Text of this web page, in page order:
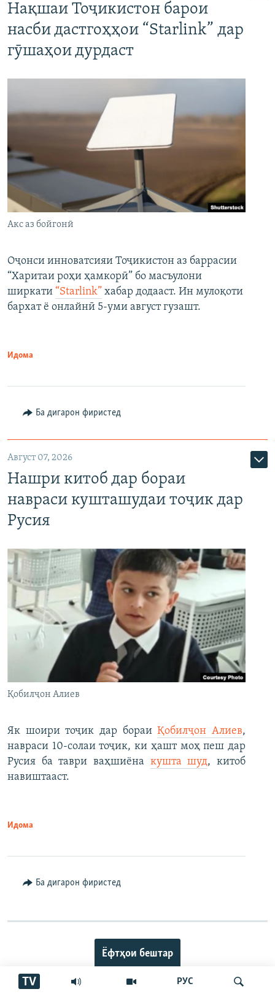
РУС
TV
Нақшаи Тоҷикистон барои
насби дастгоҳҳои “Starlink” дар
гӯшаҳои дурдаст
Акс аз бойгонӣ
Оҷонси инноватсияи Тоҷикистон аз баррасии
“Харитаи роҳи ҳамкорӣ” бо масъулони
ширкати “Starlink” хабар додааст. Ин мулоқоти
бархат ё онлайнӣ 5-уми август гузашт.
Идома
Ба дигарон фиристед
Август 07, 2026
Нашри китоб дар бораи
навраси кушташудаи тоҷик дар
Русия
Қобилҷон Алиев
Як шоири тоҷик дар бораиҚобилҷон Алиев,
навраси 10-солаи тоҷик, ки ҳашт моҳ пеш дар
Русия ба таври ваҳшиёна кушта шуд, китоб
навиштааст.
Идома
Ба дигарон фиристед
Ёфтҳои бештар